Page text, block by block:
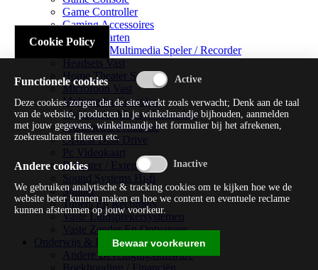
Game Controller
Gaming Accessoires
Geluidskaarten
Handheld Multimedia Speler / Recorder
Headsets Vast
Home Theater Systems
Microfoon Vast
Multimedia Consoles
Multimedia Mixer / Versterker
Multimedia Productie
Optical Disk Drive
Pc Videokaart
Repeater / Extender
Sound Systems Hi-fi
Splitter
Tuners En Recorders
Vaste Luidsprekersystemen
Vaste Zender En Ontvanger
Onderwijs & Recreatie
Andere Beveiligingssoftware
Cookie Policy
Functionele cookies
Deze cookies zorgen dat de site werkt zoals verwacht; Denk aan de taal
van de website, producten in je winkelmandje bijhouden, aanmelden
met jouw gegevens, winkelmandje het formulier bij het afrekenen,
zoekresultaten filteren etc.
Andere cookies
We gebruiken analytische & tracking cookies om te kijken hoe we de
website beter kunnen maken en hoe we content en eventuele reclame
kunnen afstemmen op jouw voorkeur.
Bewaar voorkeuren